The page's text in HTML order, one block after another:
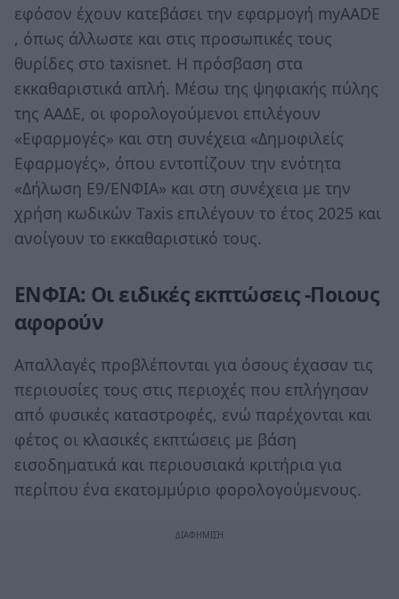
εφόσον έχουν κατεβάσει την εφαρμογή myAADE
, όπως άλλωστε και στις προσωπικές τους
θυρίδες στο taxisnet. Η πρόσβαση στα
εκκαθαριστικά απλή. Μέσω της ψηφιακής πύλης
της ΑΑΔΕ, οι φορολογούμενοι επιλέγουν
«Εφαρμογές» και στη συνέχεια «Δημοφιλείς
Εφαρμογές», όπου εντοπίζουν την ενότητα
«Δήλωση Ε9/ΕΝΦΙΑ» και στη συνέχεια με την
χρήση κωδικών Taxis επιλέγουν το έτος 2025 και
ανοίγουν το εκκαθαριστικό τους.
ΕΝΦΙΑ: Οι ειδικές εκπτώσεις -Ποιους
αφορούν
Απαλλαγές προβλέπονται για όσους έχασαν τις
περιουσίες τους στις περιοχές που επλήγησαν
από φυσικές καταστροφές, ενώ παρέχονται και
φέτος οι κλασικές εκπτώσεις με βάση
εισοδηματικά και περιουσιακά κριτήρια για
περίπου ένα εκατομμύριο φορολογούμενους.